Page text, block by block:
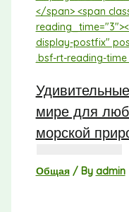
мире для
морской
Общая/ By admin